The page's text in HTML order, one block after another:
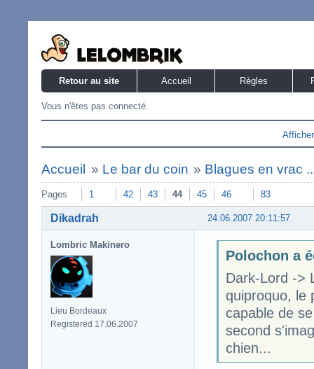
Retour au site Accueil Règles
Vous n'êtes pas connecté.
Accueil » Le bar du coin » Blagues en vrac
Pages 1 42 43 44 45 46 83
24.06.2007 20:11:57
Dikadrah
Lombric Makinero
Lieu Bordeaux
Registered 17.06.2007
Polochon a
Dark-Lord ->
quiproquo, le
capable de
second
chien...